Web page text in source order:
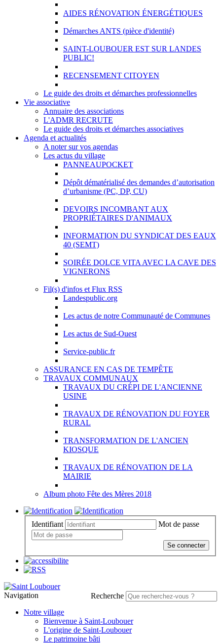
AIDES RÉNOVATION ÉNERGÉTIQUES
Démarches ANTS (pièce d'identité)
SAINT-LOUBOUER EST SUR LANDES
PUBLIC!
RECENSEMENT CITOYEN
Le guide des droits et démarches professionnelles
Vie associative
Annuaire des associations
L'ADMR RECRUTE
Le guide des droits et démarches associatives
Agenda et actualités
A noter sur vos agendas
Les actus du village
PANNEAUPOCKET
Dépôt dématérialisé des demandes d’autorisation
d’urbanisme (PC, DP, CU)
DEVOIRS INCOMBANT AUX
PROPRIÉTAIRES D'ANIMAUX
INFORMATION DU SYNDICAT DES EAUX
40 (SEMT)
SOIRÉE DOLCE VITA AVEC LA CAVE DES
VIGNERONS
Fil(s) d'infos et Flux RSS
Landespublic.org
Les actus de notre Communauté de Communes
Les actus de Sud-Ouest
Service-public.fr
ASSURANCE EN CAS DE TEMPÊTE
TRAVAUX COMMUNAUX
TRAVAUX DU CRÉPI DE L'ANCIENNE
USINE
TRAVAUX DE RÉNOVATION DU FOYER
RURAL
TRANSFORMATION DE L'ANCIEN
KIOSQUE
TRAVAUX DE RÉNOVATION DE LA
MAIRIE
Album photo Fête des Mères 2018
Identifiant Mot de passe
Se connecter
Recherche
Navigation
Notre village
Bienvenue à Saint-Loubouer
L'origine de Saint-Loubouer
Le patrimoine bâti